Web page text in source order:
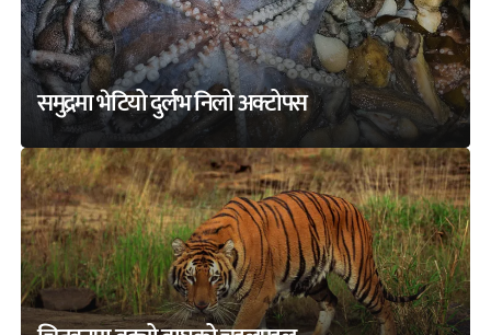
समुद्रमा भेटियो दुर्लभ निलो अक्टोपस